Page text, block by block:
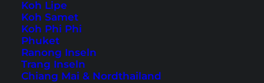
Koh Lipe
Koh Samet
Koh Phi Phi
Phuket
Ranong Inseln
Trang Inseln
Chiang Mai & Nordthailand
Staten Island. Hier findest du ein
Erfahrungsbericht von uns.
Von Manhattan nach